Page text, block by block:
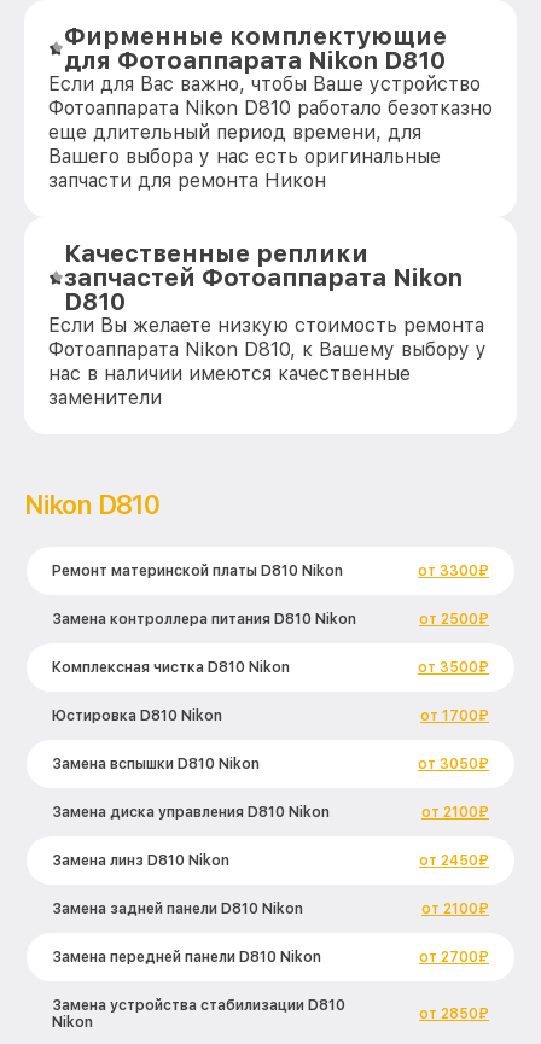
Фирменные комплектующие
для Фотоаппарата Nikon D810
Если для Вас важно, чтобы Ваше устройство
Фотоаппарата Nikon D810 работало безотказно
еще длительный период времени, для
Вашего выбора у нас есть оригинальные
запчасти для ремонта Никон
Качественные реплики
запчастей Фотоаппарата Nikon
D810
Если Вы желаете низкую стоимость ремонта
Фотоаппарата Nikon D810, к Вашему выбору у
нас в наличии имеются качественные
заменители
Nikon D810
Ремонт материнской платы D810 Nikon от 3300₽
Замена контроллера питания D810 Nikon от 2500₽
Комплексная чистка D810 Nikon от 3500₽
Юстировка D810 Nikon от 1700₽
Замена вспышки D810 Nikon от 3050₽
Замена диска управления D810 Nikon от 2100₽
Замена линз D810 Nikon от 2450₽
Замена задней панели D810 Nikon от 2100₽
Замена передней панели D810 Nikon от 2700₽
Замена устройства стабилизации D810
Nikon
от 2850₽